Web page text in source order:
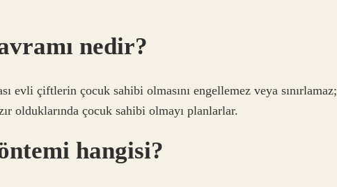
nedir?
evli çiftlerin çocuk sahibi olmasını engellemez veya sınırlamaz;
olduklarında çocuk sahibi olmayı planlarlar.
hangisi?